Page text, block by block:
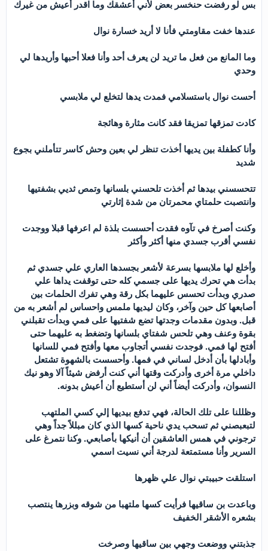
بس لو رفضت حنخسر بعض لأني أعشقك وما اقدر أعيش من غيرك
عندها خفت مقاومتي فأنا لا أريد خسارة نوال
وما المانع من فعل ما تريد لن يعرف أحد وأنا فعلا أحبها وأريدها لي
وحدي
أحست نوال باستسلامي فمدت يدها لتخلع لي ملابسي
كادت تمزقها تمزيقا فقد كانت مثارة وهائجة
وأنا كطفلة بين يديها أخذت تنظر لي بعين وحش كاسر تتأملني بجوع
شديد
تتحسسني بيدها ثم أخذت تلحسني بلسانها وتمص ثديي بشفتيها
وانتصبت حلمتاي محمرتان من شدة إثارتي
وكنت أصرخ في تآوه فقدت أحسست بلذة لم اعرفها قبلا ووجدت
نفسي أقرب جسدي منها أكثر وأكثر
وأخلع لها ملابسها بسرعة لأشعر بجسدها العاري علي جسدي ثم
بدأت هي تحرك يديها على جسمي كله حتى توقفت يداها علي
صدري وبدأت تحسس عليهما بكل رقة وهي تفرك الحلمات بين
أصابعها كل حين وآخر، وكان ليديها ملمس واحساس لم أشعر به من
قبل. وبدون مقدمات وجدتها تضع شفتيها على فمي وبدأت تقبلني
بقوة وعنف وهي تلحس شفتاي بلسانها وتضغط به عليهما حتى
أفتح لها فمي. فوجدت نفسي أتجاوب معها وأفتح فمي للسانها
وأبادلها بأن أدخل لساني في فمها. وأحسست بالشهوة تشتعل
داخلي مرة أخرى وأدركت وقتها أني كنت أرفض شيئاً آلا وهو نيك
النسوان، وأدركت أيضاً أني لن أستطيع أن أعيش بدونه.
وظللنا على تلك الحالة، فهي تدفع بيديها إلي كسي الملتهب
لتبعبصني ثم تسحب يدي ناحية كسها الذي كان مبللاً جداً وهي
ترجوني في همس العاشقين أن أنيكها بأصابعي. وكنا نتمرغ على
السرير وأنا مستمتعة لدرجة أني نسيت اسمي
استلقت حبيبتي نوال علي ظهرها
وباعدت بن ساقيها فرأيت كسها ملتهبا من شوقه وبزرها ينتصب
بشعره الأشقر الخفيف
جذبتني ووضعت وجهي بين ساقيها وصرخت